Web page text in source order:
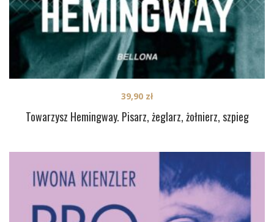
Towarzysz Hemingway. Pisarz, żeglarz, żołnierz, szpieg
39,90 zł